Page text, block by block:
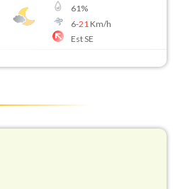
61%
6-21 Km/h
Est SE